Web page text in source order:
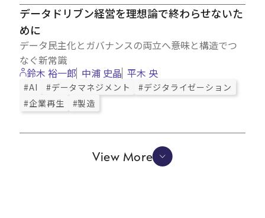
データドリブン経営を理想論で終わらせないた
めに
データ民主化とガバナンスの両立へ――意味と構造でつ
なぐ新常識
鈴木 裕一郎 中浦 史晶 平木 央
#AI #データマネジメント
#デジタライゼーション
#企業再生
#製造
View More